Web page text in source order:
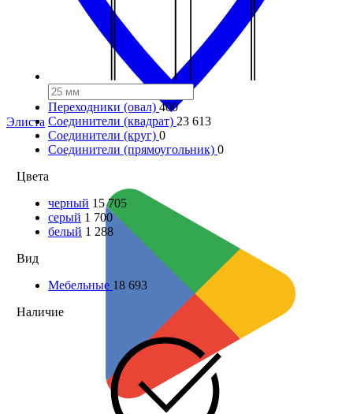
Элиста
Переходники (овал) 400
Соединители (квадрат) 23 613
Соединители (круг) 0
Соединители (прямоугольник) 0
Цвета
черный 15 705
серый 1 700
белый 1 288
Вид
Мебельные 18 693
Наличие